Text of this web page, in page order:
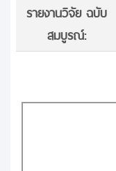
รายงานวิจัย ฉบับ
สมบูรณ์: